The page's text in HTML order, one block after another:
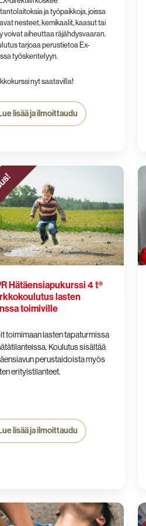
ja työpaikkoja, joissa
nesteet, kemikaalit, kaasut tai
voivat aiheuttaa räjähdysvaaran.
tarjoaa perustietoa Ex-
työskentelyyn.
nyt saatavilla!
lisää ja ilmoittaudu
Hätäensiapukurssi 4 t®
lasten
toimiville
toimimaan lasten tapaturmissa
Koulutus sisältää
perustaidoista myös
erityistilanteet.
lisää ja ilmoittaudu